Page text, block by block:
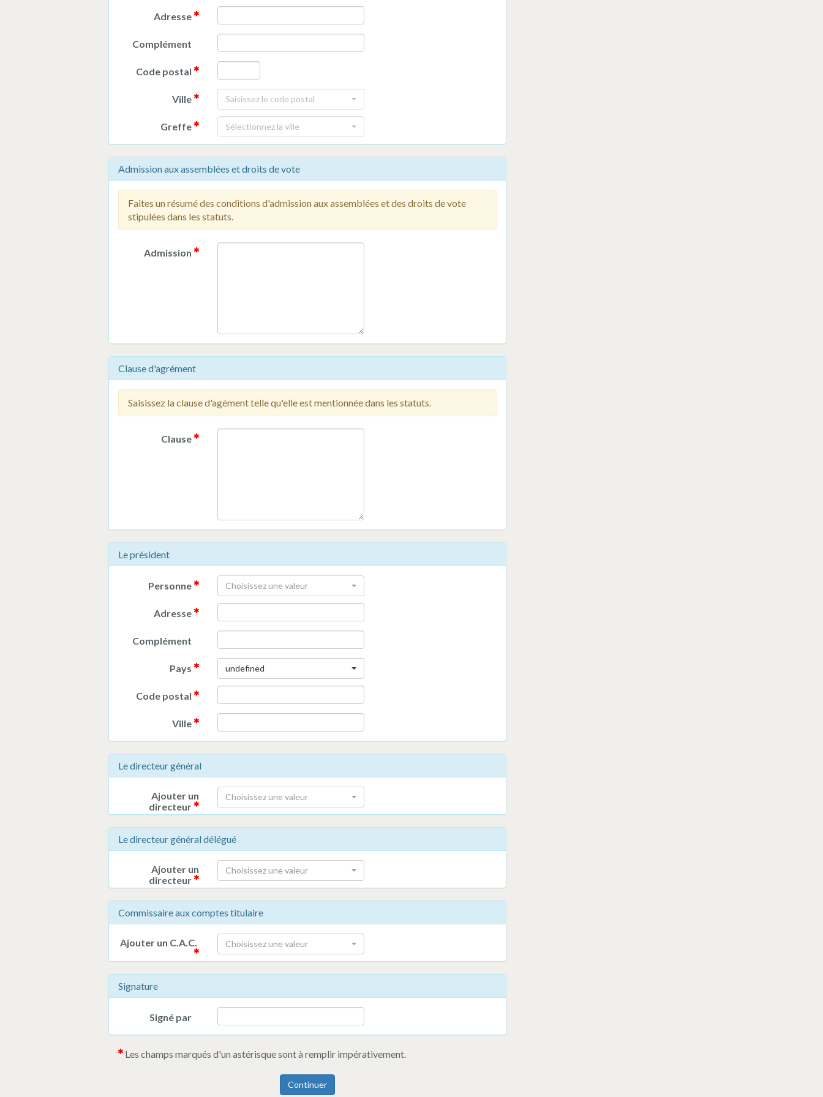
Adresse
Complément
Code postal
Ville Saisissez le code postal
Greffe Sélectionnez la ville
Admission aux assemblées et droits de vote
Faites un résumé des conditions d'admission aux assemblées et des droits de vote
stipulées dans les statuts.
Admission
Clause d'agrément
Saisissez la clause d'agément telle qu'elle est mentionnée dans les statuts.
Clause
Le président
Personne Choisissez une valeur
Adresse
Complément
Pays undefined
Code postal
Ville
Le directeur général
Ajouter un
directeur
Choisissez une valeur
Le directeur général délégué
Ajouter un
directeur
Choisissez une valeur
Commissaire aux comptes titulaire
Ajouter un C.A.C. Choisissez une valeur
Signature
Signé par
Les champs marqués d'un astérisque sont à remplir impérativement.
Continuer